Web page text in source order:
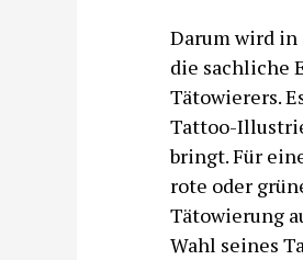
Darum wird in
die sachliche
Tätowierers.
Tattoo-
bringt. Für
rote oder
Tätowierung
Wahl seines